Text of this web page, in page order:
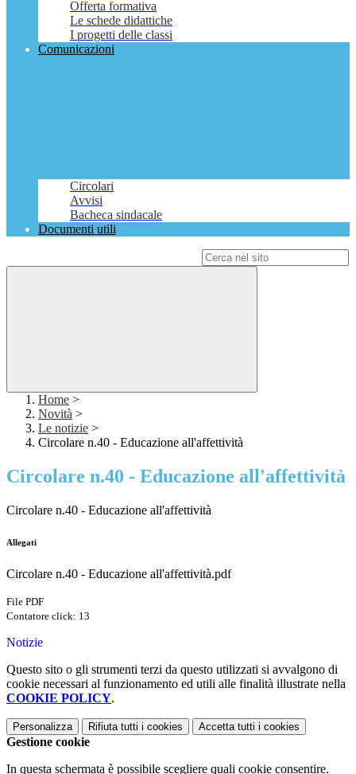
Offerta formativa
Le schede didattiche
I progetti delle classi
Comunicazioni
Circolari
Avvisi
Bacheca sindacale
Documenti utili
Home >
Novità >
Le notizie >
Circolare n.40 - Educazione all'affettività
Circolare n.40 - Educazione all'affettività
Circolare n.40 - Educazione all'affettività
Allegati
Circolare n.40 - Educazione all'affettività.pdf
File PDF
Contatore click: 13
Notizie
Questo sito o gli strumenti terzi da questo utilizzati si avvalgono di
cookie necessari al funzionamento ed utili alle finalità illustrate nella
COOKIE POLICY.
Personalizza Rifiuta tutti i cookies Accetta tutti i cookies
Gestione cookie
In questa schermata è possibile scegliere quali cookie consentire.